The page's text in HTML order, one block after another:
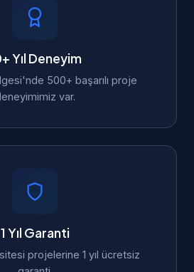
Yıl Deneyim
500+ başarılı proje
var.
1 Yıl Garanti
projelerine 1 yıl ücretsiz